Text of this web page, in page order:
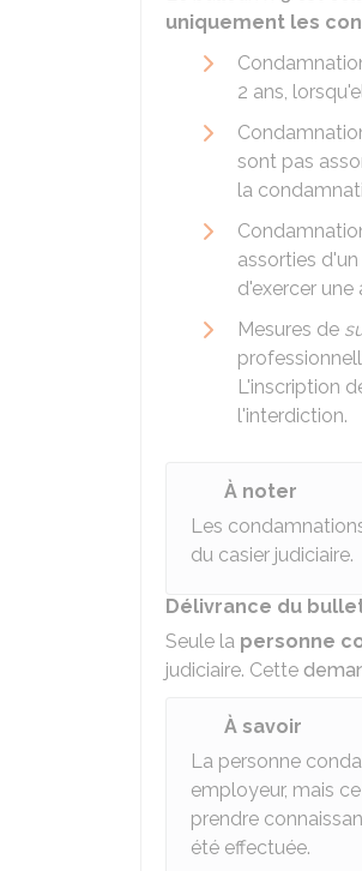
uniquement les
2 ans,
sont pas
la
assorties
d'exercer
Mesures de
L'inscription
l'interdiction.
À noter
Les
du casier judiciaire.
Délivrance du
Seule la personne
judiciaire. Cette
À savoir
La personne
employeur, mais
prendre
été effectuée.